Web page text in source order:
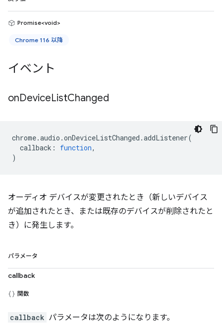
Promise<void>
Chrome 116 以降
イベント
onDeviceListChanged
chrome.audio .onDeviceListChanged .addListener(
callback : function,
)
オーディオ デバイスが変更されたとき（新しいデバイス
が追加されたとき、または既存のデバイスが削除されたと
き）に発生します。
パラメータ
callback
関数
callback パラメータは次のようになります。